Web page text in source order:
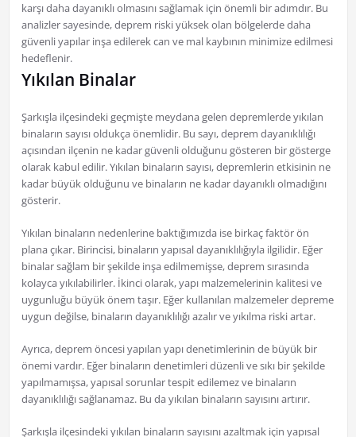
karşı daha dayanıklı olmasını sağlamak için önemli bir adımdır. Bu
analizler sayesinde, deprem riski yüksek olan bölgelerde daha
güvenli yapılar inşa edilerek can ve mal kaybının minimize edilmesi
hedeflenir.
Yıkılan Binalar
Şarkışla ilçesindeki geçmişte meydana gelen depremlerde yıkılan
binaların sayısı oldukça önemlidir. Bu sayı, deprem dayanıklılığı
açısından ilçenin ne kadar güvenli olduğunu gösteren bir gösterge
olarak kabul edilir. Yıkılan binaların sayısı, depremlerin etkisinin ne
kadar büyük olduğunu ve binaların ne kadar dayanıklı olmadığını
gösterir.
Yıkılan binaların nedenlerine baktığımızda ise birkaç faktör ön
plana çıkar. Birincisi, binaların yapısal dayanıklılığıyla ilgilidir. Eğer
binalar sağlam bir şekilde inşa edilmemişse, deprem sırasında
kolayca yıkılabilirler. İkinci olarak, yapı malzemelerinin kalitesi ve
uygunluğu büyük önem taşır. Eğer kullanılan malzemeler depreme
uygun değilse, binaların dayanıklılığı azalır ve yıkılma riski artar.
Ayrıca, deprem öncesi yapılan yapı denetimlerinin de büyük bir
önemi vardır. Eğer binaların denetimleri düzenli ve sıkı bir şekilde
yapılmamışsa, yapısal sorunlar tespit edilemez ve binaların
dayanıklılığı sağlanamaz. Bu da yıkılan binaların sayısını artırır.
Şarkışla ilçesindeki yıkılan binaların sayısını azaltmak için yapısal